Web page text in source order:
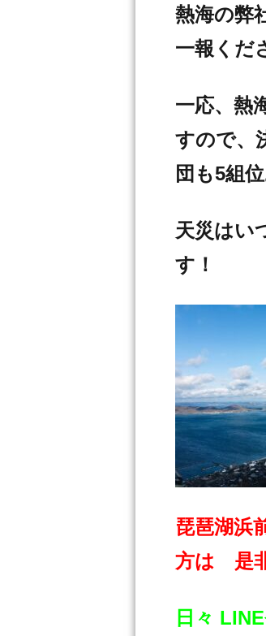
熱海の弊
一報くだ
一応、熱
すので、
団も5組
天災はい
す！
琵琶湖浜
方は 是
日々